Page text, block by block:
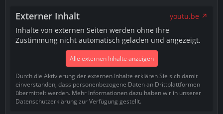
Externer Inhalt
youtu.be
Inhalte von externen Seiten werden ohne Ihre
Zustimmung nicht automatisch geladen und angezeigt.
Alle externen Inhalte anzeigen
Durch die Aktivierung der externen Inhalte erklären Sie sich damit
einverstanden, dass personenbezogene Daten an Drittplattformen
übermittelt werden. Mehr Informationen dazu haben wir in unserer
Datenschutzerklärung zur Verfügung gestellt.